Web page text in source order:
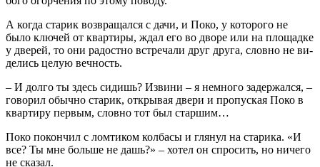
А когда старик возвращался с дачи, и Поко, у которого не
было ключей от квартиры, ждал его во дворе или на площадке
у дверей, то они радостно встречали друг друга, словно не ви­
делись целую вечность.
– И долго ты здесь сидишь? Извини – я немного задержался, –
говорил обычно старик, открывая двери и пропуская Поко в
квартиру первым, словно тот был старшим…
Поко покончил с ломтиком колбасы и глянул на старика. «И
все? Ты мне больше не дашь?» – хотел он спросить, но ниче­го
не сказал.